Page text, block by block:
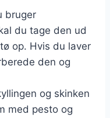
bruger
du tage den ud
op. Hvis du laver
den og
og skinken
med pesto og